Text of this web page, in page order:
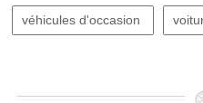
véhicules d'occasion